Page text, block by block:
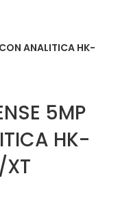
ANALITICA HK-
5MP
HK-
XT